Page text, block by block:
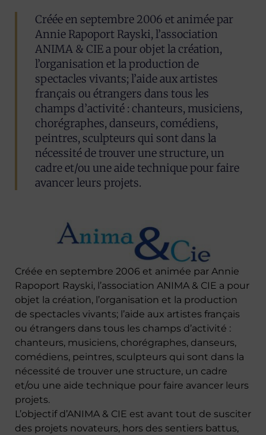
Créée en septembre 2006 et animée par
Annie Rapoport Rayski, l’association
ANIMA & CIE a pour objet la création,
l’organisation et la production de
spectacles vivants; l’aide aux artistes
français ou étrangers dans tous les
champs d’activité : chanteurs, musiciens,
chorégraphes, danseurs, comédiens,
peintres, sculpteurs qui sont dans la
nécessité de trouver une structure, un
cadre et/ou une aide technique pour faire
avancer leurs projets.
Créée en septembre 2006 et animée par Annie
Rapoport Rayski, l’association ANIMA & CIE a pour
objet la création, l’organisation et la production
de spectacles vivants; l’aide aux artistes français
ou étrangers dans tous les champs d’activité :
chanteurs, musiciens, chorégraphes, danseurs,
comédiens, peintres, sculpteurs qui sont dans la
nécessité de trouver une structure, un cadre
et/ou une aide technique pour faire avancer leurs
projets.
L’objectif d’ANIMA & CIE est avant tout de susciter
des projets novateurs, hors des sentiers battus,